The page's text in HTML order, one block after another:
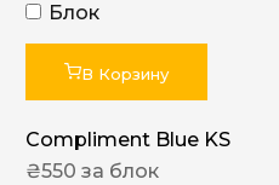
Блок
В Корзину
Compliment Blue KS
₴550 за блок